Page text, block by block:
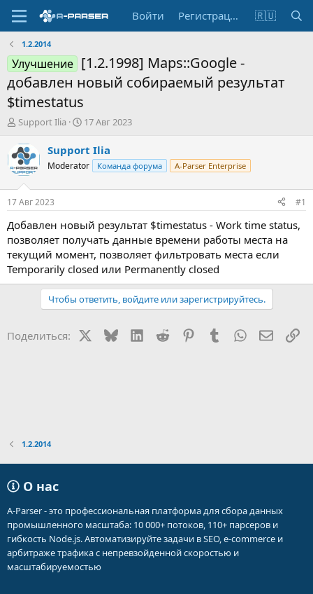
Войти Регистрация 🇷🇺
1.2.2014
Улучшение [1.2.1998] Maps::Google -
добавлен новый собираемый результат
$timestatus
А
т
о
р
т
е
м
ы
Support Ilia
Д
т
н
а
л
17 Авг 2023
Support Ilia
Moderator Команда форума A-Parser Enterprise
17 Авг 2023 #1
Добавлен новый результат $timestatus - Work time status,
позволяет получать данные времени работы места на
текущий момент, позволяет фильтровать места если
Temporarily closed или Permanently closed
Чтобы ответить, войдите или зарегистрируйтесь.
Поделиться: BlueskyLinkedIn
Reddit PinterestTumblr WhatsApp
1.2.2014
О нас
A-Parser - это профессиональная платформа для сбора данных
промышленного масштаба: 10 000+ потоков, 110+ парсеров и
гибкость Node.js. Автоматизируйте задачи в SEO, e-commerce и
арбитраже трафика с непревзойденной скоростью и
масштабируемостью